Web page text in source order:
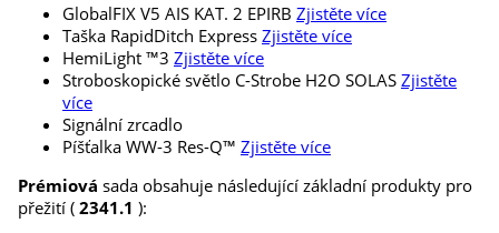
GlobalFIX V5 AIS KAT. 2 EPIRB Zjistěte více
Taška RapidDitch Express Zjistěte více
HemiLight ™3 Zjistěte více
Stroboskopické světlo C-Strobe H2O SOLAS Zjistěte
více
Signální zrcadlo
Píšťalka WW-3 Res-Q™ Zjistěte více
Prémiová sada obsahuje následující základní produkty pro
přežití ( 2341.1 ):